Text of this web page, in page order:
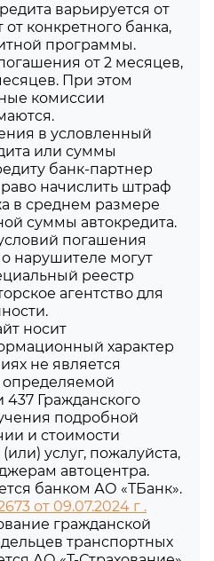
варьируется от
от конкретного банка,
программы.
от 2 месяцев,
При этом
комиссии
в условленный
или суммы
банк-партнер
начислить штраф
в среднем размере
суммы автокредита.
погашения
нарушителе могут
реестр
агентство для
носит
характер
не является
Гражданского
подробной
и стоимости
услуг, пожалуйста,
автоцентра.
банком АО «ТБанк».
от 09.07.2024 г .
гражданской
транспортных